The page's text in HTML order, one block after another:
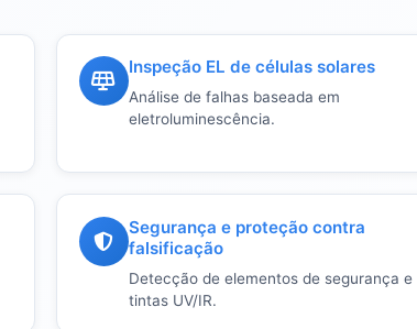
Inspeção EL de células solares
Análise de falhas baseada em
eletroluminescência.
Segurança e proteção contra
falsificação
Detecção de elementos de segurança e
tintas UV/IR.